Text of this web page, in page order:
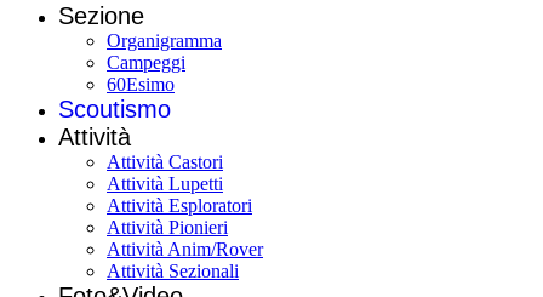
Sezione
Organigramma
Campeggi
60Esimo
Scoutismo
Attività
Attività Castori
Attività Lupetti
Attività Esploratori
Attività Pionieri
Attività Anim/Rover
Attività Sezionali